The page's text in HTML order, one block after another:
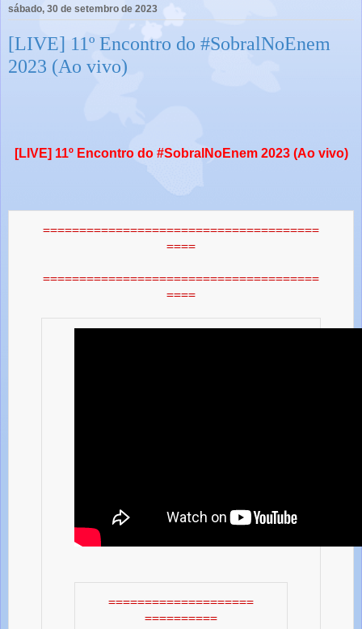
sábado, 30 de setembro de 2023
[LIVE] 11º Encontro do #SobralNoEnem
2023 (Ao vivo)
[LIVE] 11º Encontro do #SobralNoEnem 2023 (Ao vivo)
======================================
====
======================================
====
====================
==========